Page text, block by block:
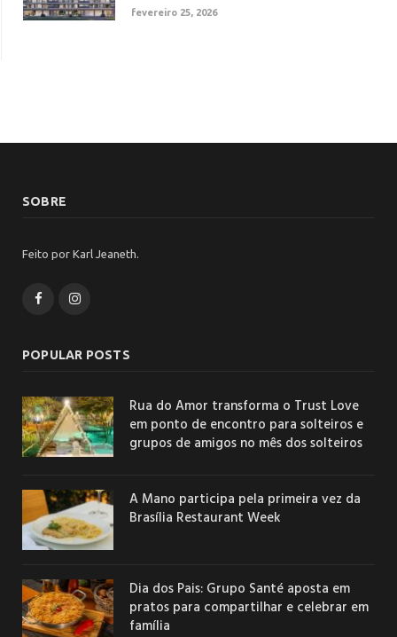
fevereiro 25, 2026
SOBRE
Feito por Karl Jeaneth.
FacebookInstagram
POPULAR POSTS
Rua do Amor transforma o Trust Love
em ponto de encontro para solteiros e
grupos de amigos no mês dos solteiros
A Mano participa pela primeira vez da
Brasília Restaurant Week
Dia dos Pais: Grupo Santé aposta em
pratos para compartilhar e celebrar em
família